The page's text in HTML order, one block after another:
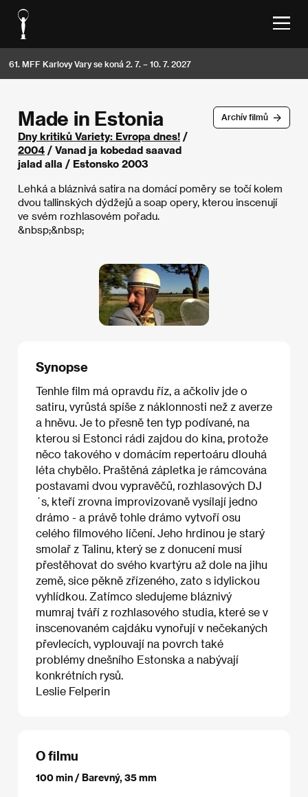
61. MFF Karlovy Vary se koná 2. 7. – 10. 7. 2027
Archív filmů
Made in Estonia
Dny kritiků Variety: Evropa dnes! /
2004 / Vanad ja kobedad saavad
jalad alla / Estonsko 2003
Lehká a bláznivá satira na domácí poměry se točí kolem
dvou tallinských dýdžejů a soap opery, kterou inscenují
ve svém rozhlasovém pořadu.
&nbsp;&nbsp;
Synopse
Tenhle film má opravdu říz, a ačkoliv jde o
satiru, vyrůstá spíše z náklonnosti než z averze
a hněvu. Je to přesně ten typ podívané, na
kterou si Estonci rádi zajdou do kina, protože
něco takového v domácím repertoáru dlouhá
léta chybělo. Praštěná zápletka je rámcována
postavami dvou vypravěčů, rozhlasových DJ
´s, kteří zrovna improvizovaně vysílají jedno
drámo - a právě tohle drámo vytvoří osu
celého filmového líčení. Jeho hrdinou je starý
smolař z Talinu, který se z donucení musí
přestěhovat do svého kvartýru až dole na jihu
země, sice pěkně zřízeného, zato s idylickou
vyhlídkou. Zatímco sledujeme bláznivý
mumraj tváří z rozhlasového studia, které se v
inscenovaném cajdáku vynořují v nečekaných
převlecích, vyplouvají na povrch také
problémy dnešního Estonska a nabývají
konkrétních rysů.
Leslie Felperin
O filmu
100 min / Barevný, 35 mm